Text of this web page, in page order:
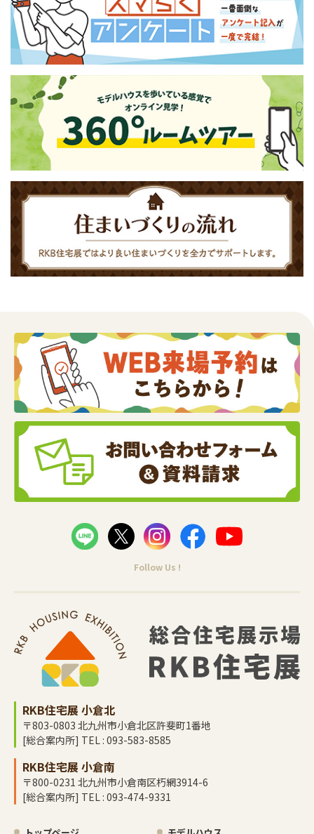
Follow Us !
RKB住宅展 小倉北
〒803-0803 北九州市小倉北区許斐町1番地
[総合案内所] TEL : 093-583-8585
RKB住宅展 小倉南
〒800-0231 北九州市小倉南区朽網3914-6
[総合案内所] TEL : 093-474-9331